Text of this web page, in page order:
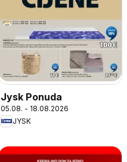
Jysk Ponuda
05.08. - 18.08.2026
JYSK